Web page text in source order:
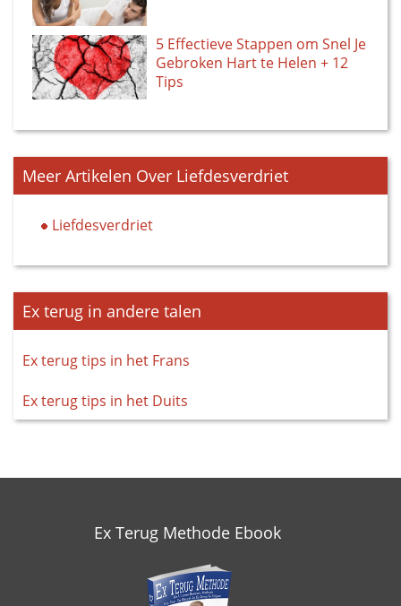
5 Effectieve Stappen om Snel Je
Gebroken Hart te Helen + 12
Tips
Meer Artikelen Over Liefdesverdriet
Liefdesverdriet
Ex terug in andere talen
Ex terug tips in het Frans
Ex terug tips in het Duits
Ex Terug Methode Ebook